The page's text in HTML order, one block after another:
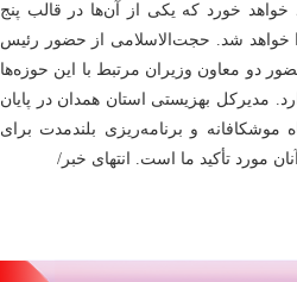
خواهد خورد که یکی از آن‌ها در قالب پنج
خواهد شد. حجت‌الاسلامی از حضور رئیس
دو معاون وزیران مرتبط با این حوزه‌ها
مدیرکل بهزیستی استان همدان در پایان
موشکافانه و برنامه‌ریزی بلندمدت برای
مورد تأکید ما است. انتهای خبر/